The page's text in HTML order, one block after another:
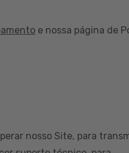
e nossa página de
nosso Site, para